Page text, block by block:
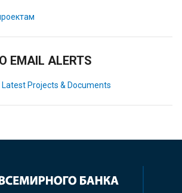
EMAIL ALERTS
Projects & Documents